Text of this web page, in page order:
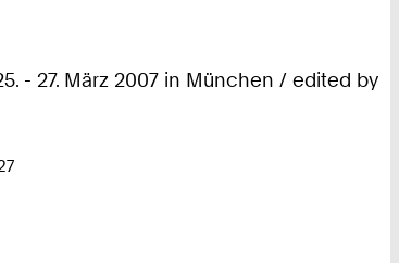
- 27. März 2007 in München / edited by